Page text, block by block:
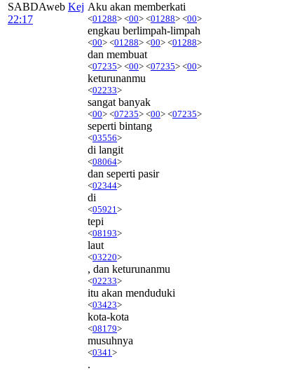
SABDAweb Kej
22:17
Aku akan memberkati
<01288> <00> <01288> <00>
engkau berlimpah-limpah
<00> <01288> <00> <01288>
dan membuat
<07235> <00> <07235> <00>
keturunanmu
<02233>
sangat banyak
<00> <07235> <00> <07235>
seperti bintang
<03556>
di langit
<08064>
dan seperti pasir
<02344>
di
<05921 >
tepi
<08193>
laut
<03220>
, dan keturunanmu
<02233>
itu akan menduduki
<03423>
kota-kota
<08179>
musuhnya
<0341 >
.